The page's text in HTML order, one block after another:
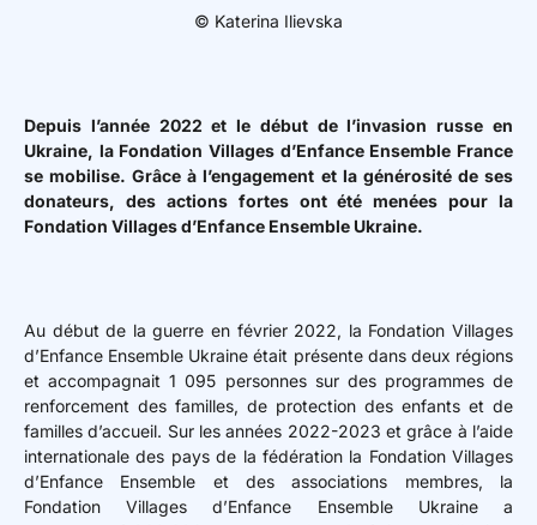
© Katerina Ilievska
Depuis l’année 2022 et le début de l’invasion russe en
Ukraine, la Fondation Villages d’Enfance Ensemble France
se mobilise. Grâce à l’engagement et la générosité de ses
donateurs, des actions fortes ont été menées pour la
Fondation Villages d’Enfance Ensemble Ukraine.
Au début de la guerre en février 2022, la Fondation Villages
d’Enfance Ensemble Ukraine était présente dans deux régions
et accompagnait 1 095 personnes sur des programmes de
renforcement des familles, de protection des enfants et de
familles d’accueil. Sur les années 2022-2023 et grâce à l’aide
internationale des pays de la fédération la Fondation Villages
d’Enfance Ensemble et des associations membres, la
Fondation Villages d’Enfance Ensemble Ukraine a